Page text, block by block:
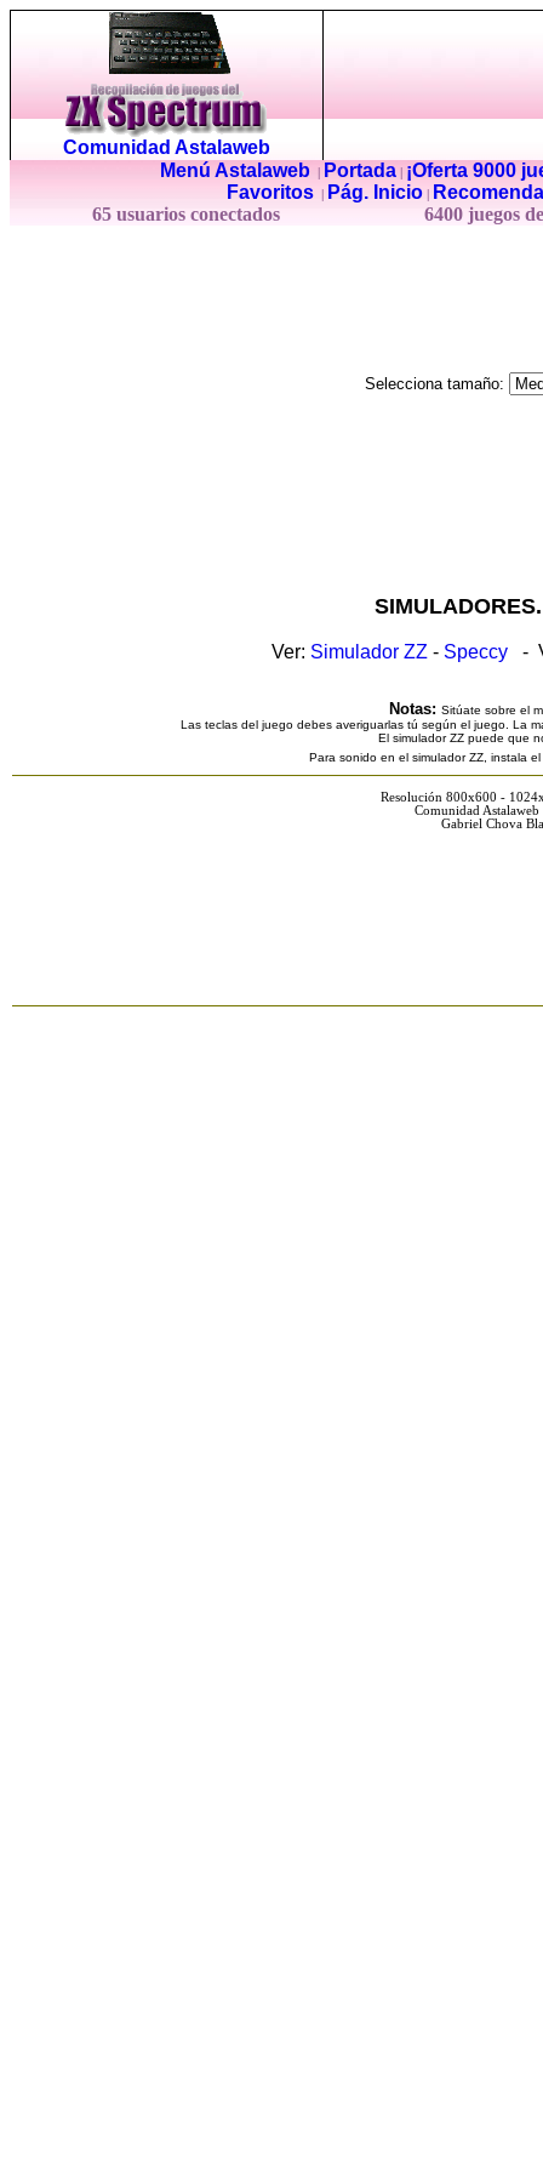
Comunidad Astalaweb
Menú Astalaweb| Portada|
¡Oferta 9000
Favoritos
Pág. Inicio
65 usuarios conectados
6400 juegos
Selecciona tamaño:
Ver: Simulador ZZ - Speccy -
Notas: Sitúate sobre el
Las teclas del juego debes averiguarlas tú según el juego. La
El simulador ZZ puede que
Para sonido en el simulador ZZ, instala
Resolución 800x600 -
Comunidad
Gabriel Chova